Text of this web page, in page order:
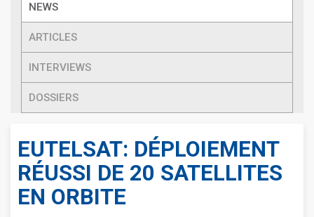
NEWS
ARTICLES
INTERVIEWS
DOSSIERS
EUTELSAT: DÉPLOIEMENT
RÉUSSI DE 20 SATELLITES
EN ORBITE